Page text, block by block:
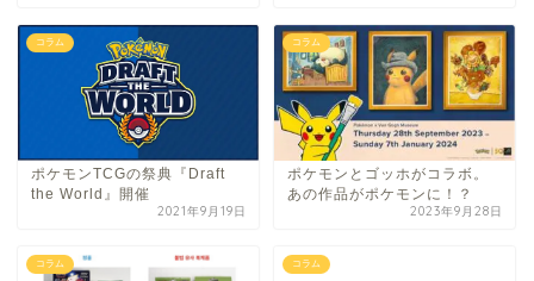
コラム
ポケモンTCGの祭典『Draft
the World』開催
2021年9月19日
コラム
ポケモンとゴッホがコラボ。
あの作品がポケモンに！？
2023年9月28日
コラム コラム